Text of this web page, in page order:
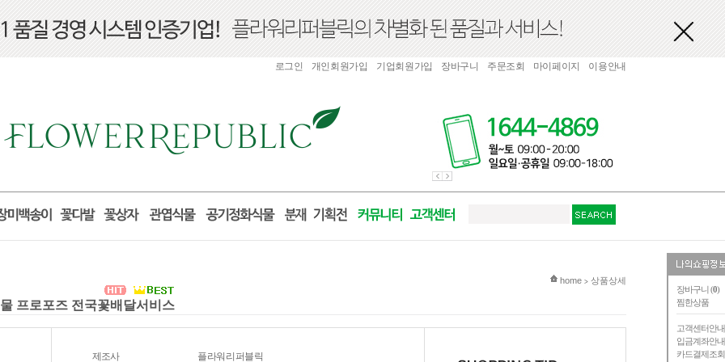
장바구니 (0)
찜한상품
고객센터안내
입금계좌안내
카드결제조회
로그인 개인회원가입 기업회원가입 장바구니 주문조회 마이페이지 이용안내
현재 위치
home > 상품상세
프로포즈 전국꽃배달서비스
제조사 플라워리퍼블릭